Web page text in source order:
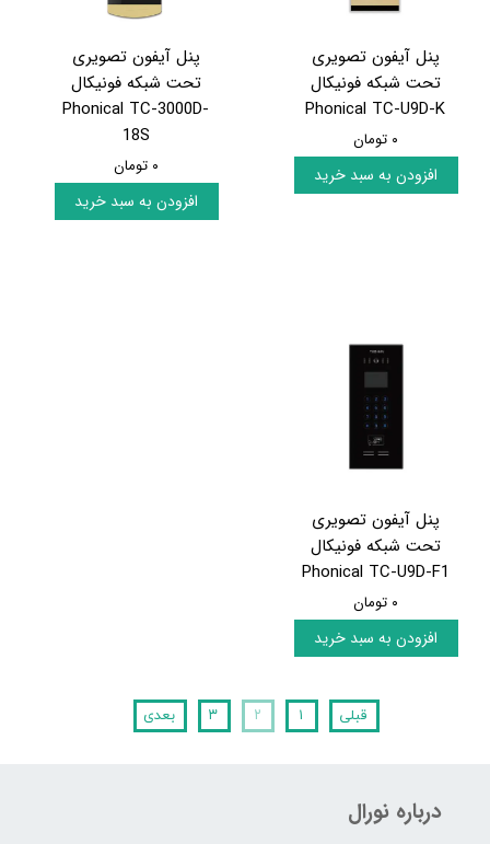
پنل آیفون تصویری
تحت شبکه فونیکال
Phonical TC-U9D-K
۰ تومان
افزودن به سبد خرید
پنل آیفون تصویری
تحت شبکه فونیکال
Phonical TC-3000D-
18S
۰ تومان
افزودن به سبد خرید
پنل آیفون تصویری
تحت شبکه فونیکال
Phonical TC-U9D-F1
۰ تومان
افزودن به سبد خرید
قبلی ۱ ۲ ۳ بعدی
درباره نورال